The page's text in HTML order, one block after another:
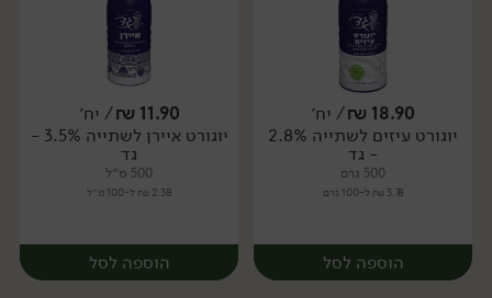
יח׳ יח׳
18.90
₪/ יח׳
יוגורט עיזים לשתייה 2.8%
- גד
500 גרם
3.78 ₪ ל-100 גרם
הוספה לסל
11.90
₪/ יח׳
יוגורט איירן לשתייה 3.5% -
גד
500 מ״ל
2.38 ₪ ל-100 מ״ל
הוספה לסל